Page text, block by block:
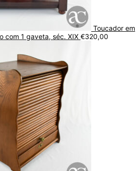
Toucador em
com 1 gaveta, séc. XIX €320,00